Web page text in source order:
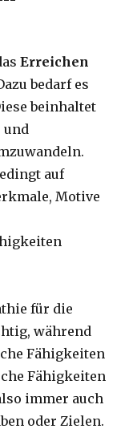
Erreichen
bedarf es
beinhaltet
und
auf
Motive
für die
während
Fähigkeiten
Fähigkeiten
immer auch
oder Zielen.